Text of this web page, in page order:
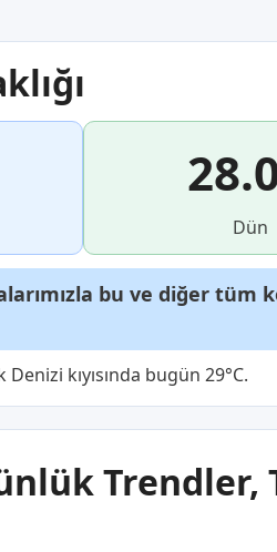
Dün
bu ve diğer tüm
kıyısında bugün 29°C.